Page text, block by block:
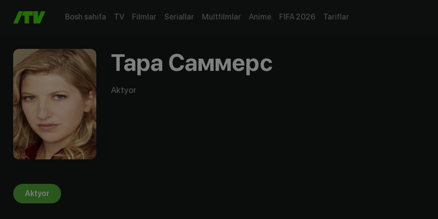
Bosh sahifa TV Filmlar Seriallar Multfilmlar Anime FIFA 2026 Tariflar
Тара Саммерс
Aktyor
Aktyor